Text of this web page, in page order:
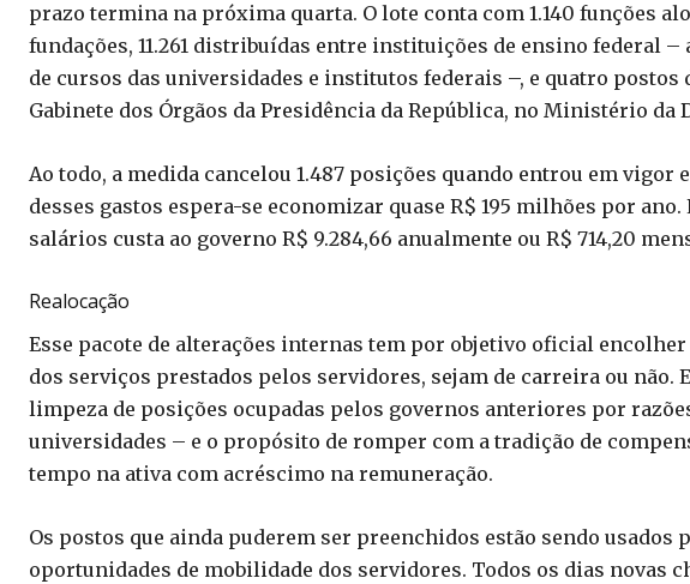
prazo termina na próxima quarta. O lote conta com 1.140 funções
fundações, 11.261 distribuídas entre instituições de ensino federal
de cursos das universidades e institutos federais –, e quatro postos
Gabinete dos Órgãos da Presidência da República, no Ministério da
Ao todo, a medida cancelou 1.487 posições quando entrou em vigor
desses gastos espera-se economizar quase R$ 195 milhões por
salários custa ao governo R$ 9.284,66 anualmente ou R$ 714,20
Realocação
Esse pacote de alterações internas tem por objetivo oficial
dos serviços prestados pelos servidores, sejam de carreira ou não.
limpeza de posições ocupadas pelos governos anteriores por
universidades – e o propósito de romper com a tradição de
tempo na ativa com acréscimo na remuneração.
Os postos que ainda puderem ser preenchidos estão sendo usados
oportunidades de mobilidade dos servidores. Todos os dias novas